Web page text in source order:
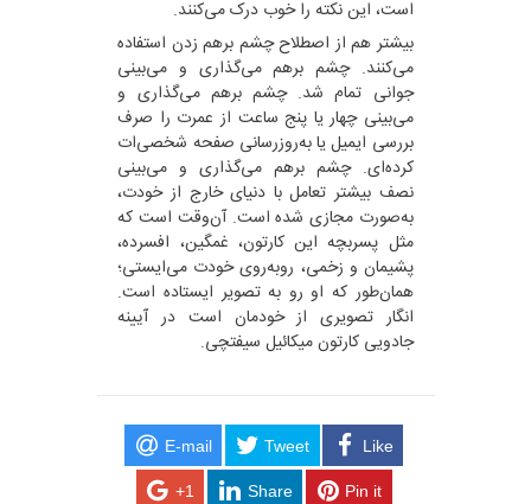
است، این نکته را خوب درک می‌کنند.
بیشتر هم از اصطلاح چشم برهم زدن استفاده
می‌کنند. چشم برهم می‌گذاری و می‌بینی
جوانی تمام شد. چشم برهم می‌گذاری و
می‌بینی چهار یا پنج ساعت از عمرت را صرف
بررسی ایمیل یا به‌روزرسانی صفحه شخصی‌ات
کرده‌ای. چشم برهم می‌گذاری و می‌بینی
نصف بیشتر تعامل با دنیای خارج از خودت،
به‌صورت مجازی شده است. آن‌وقت است که
مثل پسربچه این کارتون، غمگین، افسرده،
پشیمان و زخمی، روبه‌روی خودت می‌ایستی؛
همان‌طور که او رو به تصویر ایستاده است.
انگار تصویری از خودمان است در آیینه
جادویی کارتون میکائیل سیفتچی.
E-mail Tweet Like
+1 Share Pin it